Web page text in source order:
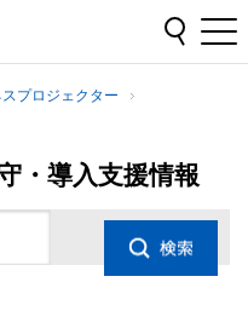
スプロジェクター
・導入支援情報